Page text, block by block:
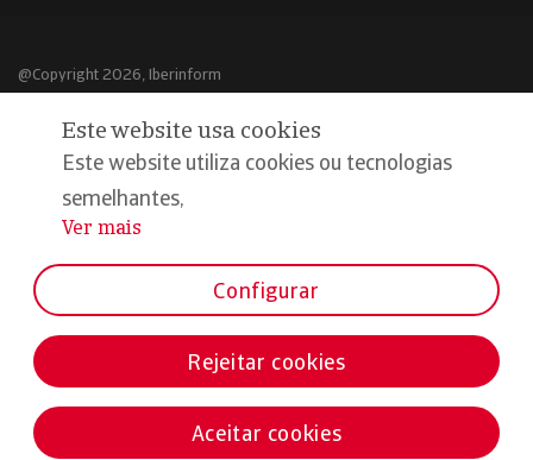
@Copyright 2026, Iberinform
Aviso legal
Política de cookies
Declaração de privacidade
Este website usa cookies
Este website utiliza cookies ou tecnologias
semelhantes,
...
Ver mais
Configurar
Rejeitar cookies
Aceitar cookies